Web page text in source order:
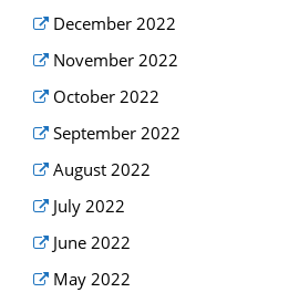
December 2022
November 2022
October 2022
September 2022
August 2022
July 2022
June 2022
May 2022